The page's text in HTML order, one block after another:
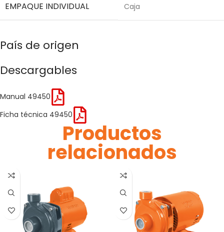
EMPAQUE INDIVIDUAL Caja
País de origen
Descargables
Manual 49450
Ficha técnica 49450
Productos
relacionados